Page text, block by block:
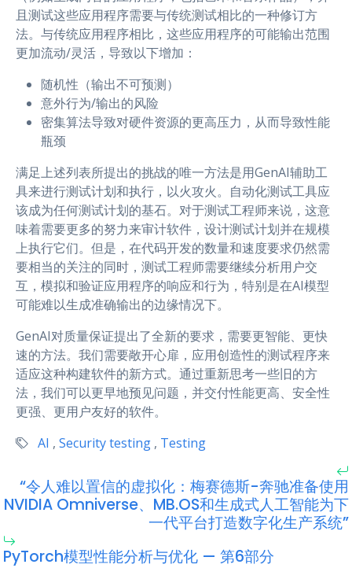
且测试这些应用程序需要与传统测试相比的一种修订方
法。与传统应用程序相比，这些应用程序的可能输出范围
更加流动/灵活，导致以下增加：
随机性（输出不可预测）
意外行为/输出的风险
密集算法导致对硬件资源的更高压力，从而导致性能
瓶颈
满足上述列表所提出的挑战的唯一方法是用GenAI辅助工
具来进行测试计划和执行，以火攻火。自动化测试工具应
该成为任何测试计划的基石。对于测试工程师来说，这意
味着需要更多的努力来审计软件，设计测试计划并在规模
上执行它们。但是，在代码开发的数量和速度要求仍然需
要相当的关注的同时，测试工程师需要继续分析用户交
互，模拟和验证应用程序的响应和行为，特别是在AI模型
可能难以生成准确输出的边缘情况下。
GenAI对质量保证提出了全新的要求，需要更智能、更快
速的方法。我们需要敞开心扉，应用创造性的测试程序来
适应这种构建软件的新方式。通过重新思考一些旧的方
法，我们可以更早地预见问题，并交付性能更高、安全性
更强、更用户友好的软件。
AI , Security testing , Testing
“令人难以置信的虚拟化：梅赛德斯-奔驰准备使用
NVIDIA Omniverse、MB.OS和生成式人工智能为下
一代平台打造数字化生产系统”
PyTorch模型性能分析与优化 — 第6部分